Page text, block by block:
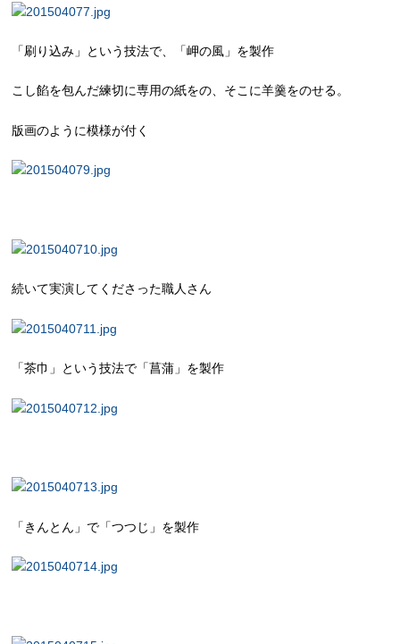
「刷り込み」という技法で、「岬の風」を製作
こし餡を包んだ練切に専用の紙をの、そこに羊羹をのせる。
版画のように模様が付く
続いて実演してくださった職人さん
「茶巾」という技法で「菖蒲」を製作
「きんとん」で「つつじ」を製作